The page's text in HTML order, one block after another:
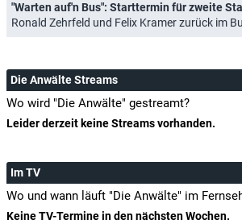
"Warten auf'n Bus": Starttermin für zweite
Ronald Zehrfeld und Felix Kramer zurück im
Die Anwälte Streams
Wo wird "Die Anwälte" gestreamt?
Leider derzeit keine Streams vorhanden.
Im TV
Wo und wann läuft "Die Anwälte" im
Keine TV-Termine in den nächsten Wochen.